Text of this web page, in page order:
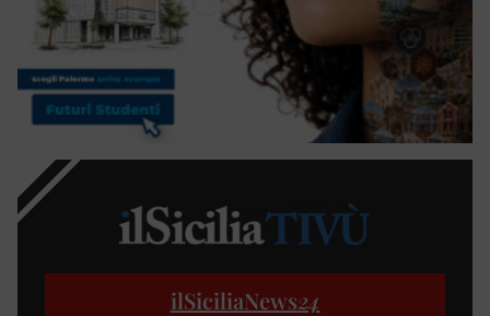
ilSiciliaNews24